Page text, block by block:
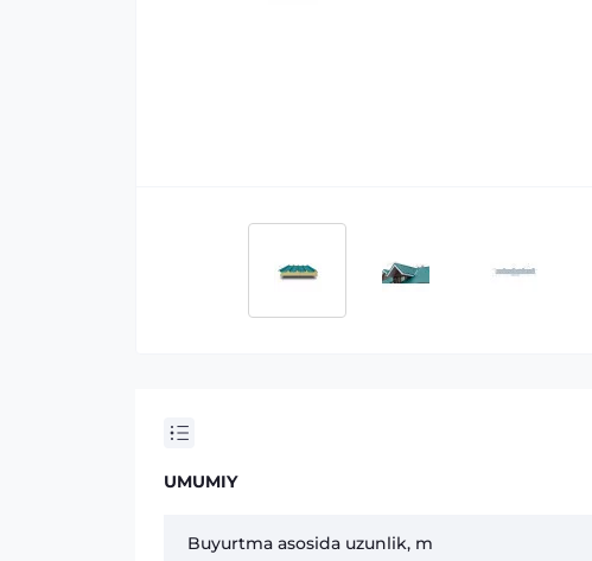
UMUMIY
Buyurtma asosida uzunlik, m